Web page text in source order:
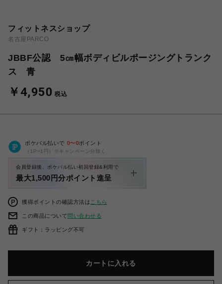
フィットネスショップ
名古屋PARCO
JBBF公認 5㎝幅ボディビルポージングトランク
ス 青
￥4,950 税込
ポケパル払いで 0〜0ポイント
（1P=1円）※キャンペーン分除く
会員登録後、ポケパル払い初回登録&利用で
最大1,500円分ポイント進呈
獲得ポイントの確認方法は こちら
この商品について問い合わせる
ギフト：ラッピング不可
カートに入れる